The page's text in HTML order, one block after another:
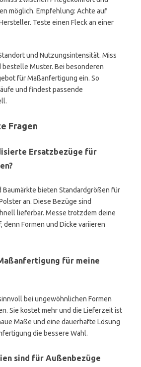
möglich. Empfehlung: Achte auf
Teste einen Fleck an einer
und Nutzungsintensität. Miss
bestelle Muster. Bei besonderen
für Maßanfertigung ein. So
und findest passende
Fragen
Ersatzbezüge für
Baumärkte bieten Standardgrößen für
an. Diese Bezüge sind
lieferbar. Messe trotzdem deine
denn Formen und Dicke variieren
für meine
bei ungewöhnlichen Formen
Sie kostet mehr und die Lieferzeit ist
Maße und eine dauerhafte Lösung
die bessere Wahl.
sind für Außenbezüge